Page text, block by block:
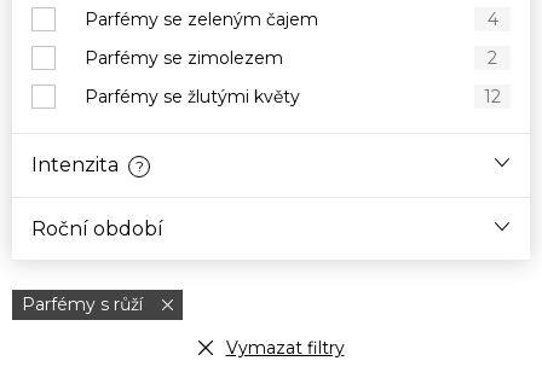
Parfémy se zeleným čajem
4
Parfémy se zimolezem
2
Parfémy se žlutými květy
12
Intenzita ?
Roční období
Parfémy s růží
Vymazat filtry